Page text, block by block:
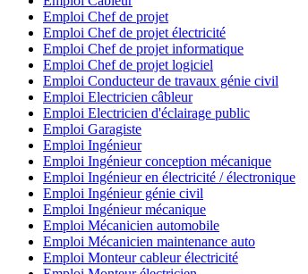
Emploi Chef de projet
Emploi Chef de projet électricité
Emploi Chef de projet informatique
Emploi Chef de projet logiciel
Emploi Conducteur de travaux génie civil
Emploi Electricien câbleur
Emploi Electricien d'éclairage public
Emploi Garagiste
Emploi Ingénieur
Emploi Ingénieur conception mécanique
Emploi Ingénieur en électricité / électronique
Emploi Ingénieur génie civil
Emploi Ingénieur mécanique
Emploi Mécanicien automobile
Emploi Mécanicien maintenance auto
Emploi Monteur cableur électricité